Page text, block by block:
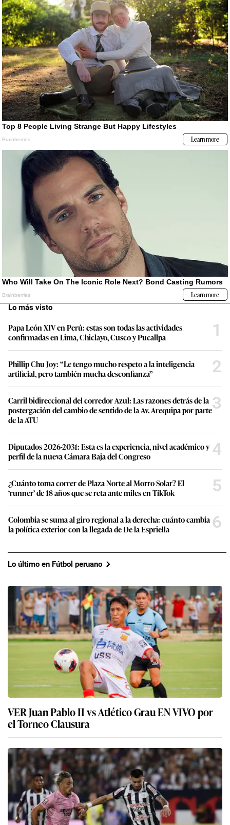
Lo más visto
Papa León XIV en Perú: estas son todas las actividades
confirmadas en Lima, Chiclayo, Cusco y Pucallpa
1
Phillip Chu Joy: “Le tengo mucho respeto a la inteligencia
artificial, pero también mucha desconfianza”
2
Carril bidireccional del corredor Azul: Las razones detrás de la
postergación del cambio de sentido de la Av. Arequipa por parte
de la ATU
3
Diputados 2026-2031: Esta es la experiencia, nivel académico y
perfil de la nueva Cámara Baja del Congreso
4
¿Cuánto toma correr de Plaza Norte al Morro Solar? El
‘runner’ de 18 años que se reta ante miles en TikTok
5
Colombia se suma al giro regional a la derecha: cuánto cambia
la política exterior con la llegada de De la Espriella
6
Lo último en Fútbol peruano
VER Juan Pablo II vs Atlético Grau EN VIVO por
el Torneo Clausura